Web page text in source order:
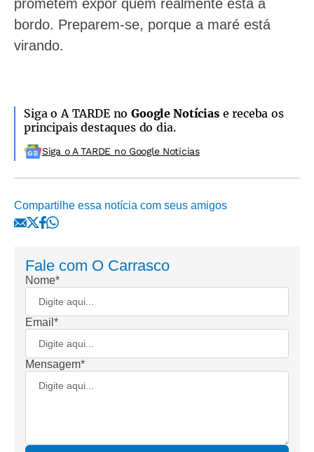
prometem expor quem realmente está a
bordo. Preparem-se, porque a maré está
virando.
Siga o A TARDE noGoogle Notíciase receba os
principais destaques do dia.
Siga o A TARDE no Google Noticias
Compartilhe essa notícia com seus amigos
Fale com O Carrasco
Nome*
Email*
Mensagem*